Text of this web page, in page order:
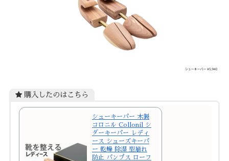
購入したのはこちら
シューキーパー 木製
コロニル Collonil シ
ダーキーパー レディ
ース シューズキーパ
ー 乾燥 除湿 型崩れ
防止 パンプス ローフ